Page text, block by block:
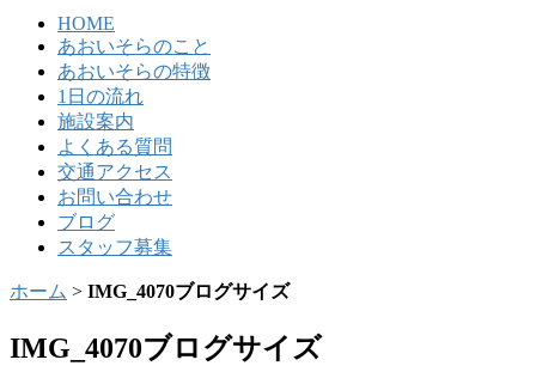
HOME
あおいそらのこと
あおいそらの特徴
1日の流れ
施設案内
よくある質問
交通アクセス
お問い合わせ
ブログ
スタッフ募集
ホーム > IMG_4070ブログサイズ
IMG_4070ブログサイズ